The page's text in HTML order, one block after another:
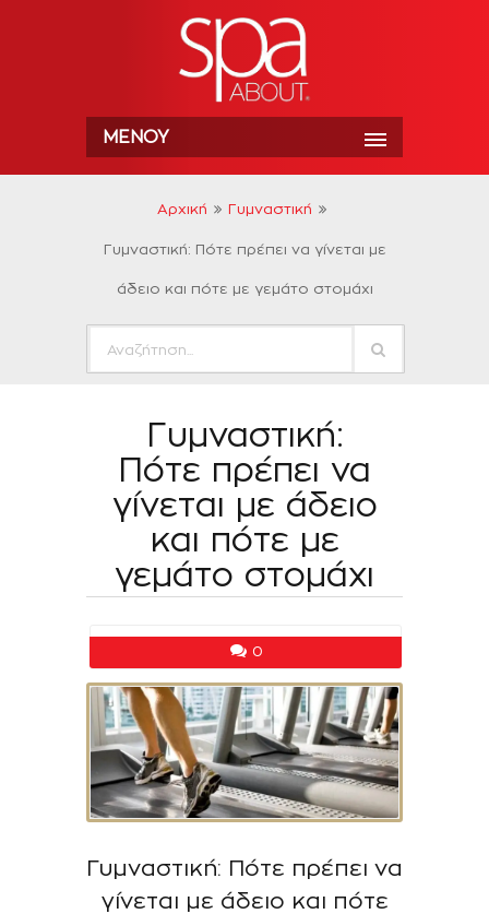
ΜΕΝΟΎ
Αρχική Γυμναστική
Γυμναστική: Πότε πρέπει να γίνεται με
άδειο και πότε με γεμάτο στομάχι
Γυμναστική:
Πότε πρέπει να
γίνεται με άδειο
και πότε με
γεμάτο στομάχι
0
Γυμναστική: Πότε πρέπει να
γίνεται με άδειο και πότε